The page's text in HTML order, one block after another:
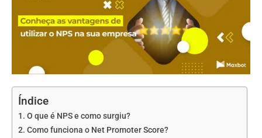
Índice
O que é NPS e como surgiu?
Como funciona o Net Promoter Score?